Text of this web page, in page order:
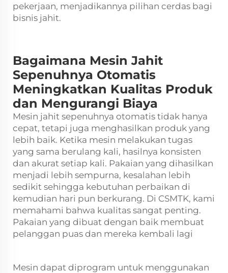
pekerjaan, menjadikannya pilihan cerdas bagi
bisnis jahit.
Bagaimana Mesin Jahit
Sepenuhnya Otomatis
Meningkatkan Kualitas Produk
dan Mengurangi Biaya
Mesin jahit sepenuhnya otomatis tidak hanya
cepat, tetapi juga menghasilkan produk yang
lebih baik. Ketika mesin melakukan tugas
yang sama berulang kali, hasilnya konsisten
dan akurat setiap kali. Pakaian yang dihasilkan
menjadi lebih sempurna, kesalahan lebih
sedikit sehingga kebutuhan perbaikan di
kemudian hari pun berkurang. Di CSMTK, kami
memahami bahwa kualitas sangat penting.
Pakaian yang dibuat dengan baik membuat
pelanggan puas dan mereka kembali lagi
Mesin dapat diprogram untuk menggunakan